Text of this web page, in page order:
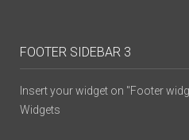
FOOTER SIDEBAR 3
Insert your widget on "Footer
Widgets